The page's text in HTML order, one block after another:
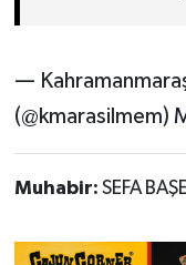
—
(@kmarasilmem)
Muhabir: SEFA